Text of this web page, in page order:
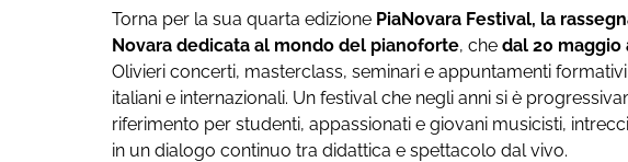
Torna per la sua quarta edizione PiaNovara Festival, la
Novara dedicata al mondo del pianoforte, che dal 20 maggio
Olivieri concerti, masterclass, seminari e appuntamenti
italiani e internazionali. Un festival che negli anni si è
riferimento per studenti, appassionati e giovani musicisti,
in un dialogo continuo tra didattica e spettacolo dal vivo.